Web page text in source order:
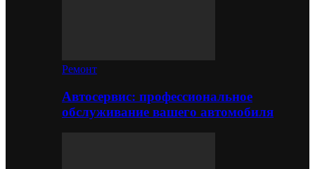
Ремонт
Автосервис: профессиональное
обслуживание вашего автомобиля